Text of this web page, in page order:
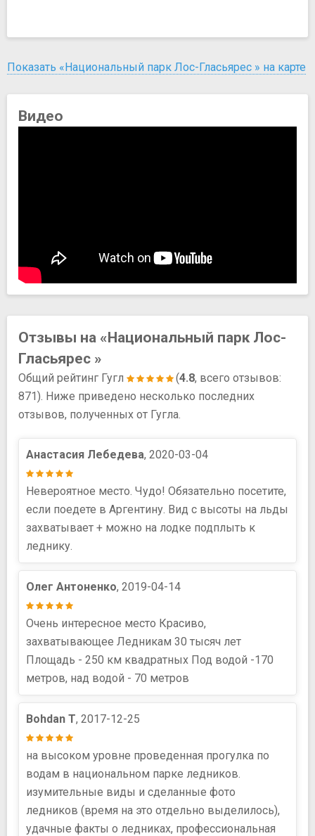
Показать «Национальный парк Лос-Гласьярес » на карте
Видео
Отзывы на «Национальный парк Лос-
Гласьярес »
Общий рейтинг Гугл (4.8, всего отзывов:
871). Ниже приведено несколько последних
отзывов, полученных от Гугла.
Анастасия Лебедева, 2020-03-04
Невероятное место. Чудо! Обязательно посетите,
если поедете в Аргентину. Вид с высоты на льды
захватывает + можно на лодке подплыть к
леднику.
Олег Антоненко, 2019-04-14
Очень интересное место Красиво,
захватывающее Ледникам 30 тысяч лет
Площадь - 250 км квадратных Под водой -170
метров, над водой - 70 метров
Bohdan Т, 2017-12-25
на высоком уровне проведенная прогулка по
водам в национальном парке ледников.
изумительные виды и сделанные фото
ледников (время на это отдельно выделилось),
удачные факты о ледниках, профессиональная